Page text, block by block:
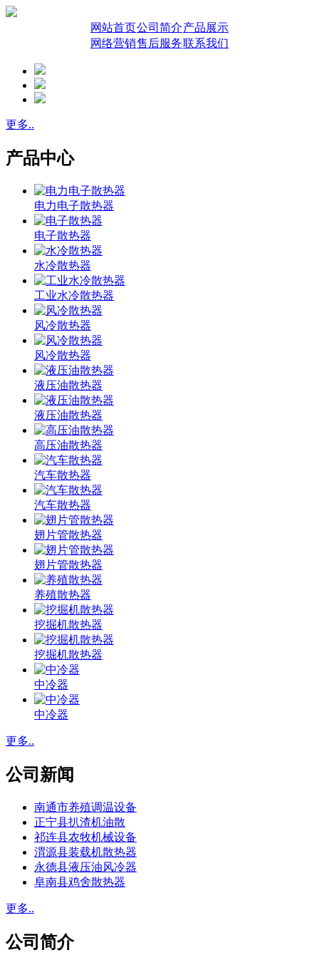
网站首页公司简介产品展示
网络营销售后服务联系我们
更多..
产品中心
电力电子散热器
电子散热器
水冷散热器
工业水冷散热器
风冷散热器
风冷散热器
液压油散热器
液压油散热器
高压油散热器
汽车散热器
汽车散热器
翅片管散热器
翅片管散热器
养殖散热器
挖掘机散热器
挖掘机散热器
中冷器
中冷器
更多..
公司新闻
南通市养殖调温设备
正宁县扒渣机油散
祁连县农牧机械设备
渭源县装载机散热器
永德县液压油风冷器
阜南县鸡舍散热器
更多..
公司简介